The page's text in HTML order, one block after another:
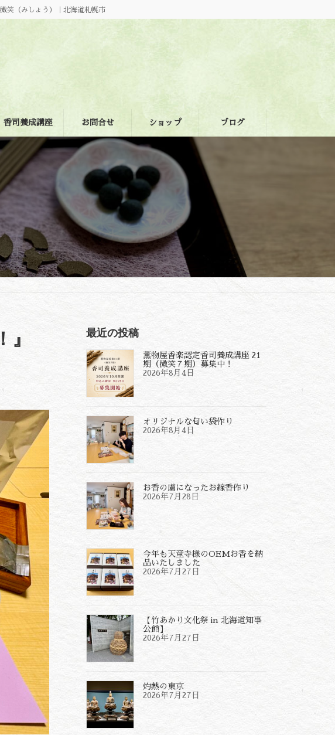
笑（みしょう）｜北海道札幌市
香司養成講座 お問合せ ショップ ブログ
最近の投稿
薫物屋香楽認定香司養成講座 21
期（微笑７期）募集中！
2026年8月4日
オリジナルな匂い袋作り
2026年8月4日
お香の虜になったお線香作り
2026年7月28日
今年も天童寺様のOEMお香を納
品いたしました
2026年7月27日
【竹あかり文化祭 in 北海道知事
公館】
2026年7月27日
灼熱の東京
2026年7月27日